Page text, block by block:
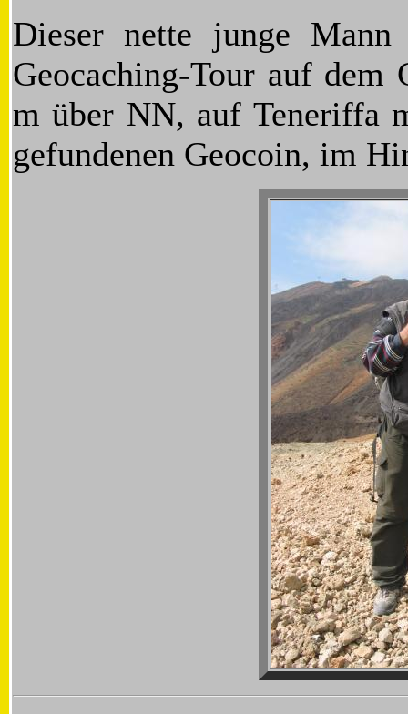
Dieser nette junge
Geocaching-Tour auf
m über NN, auf Teneriffa
gefundenen Geocoin, im